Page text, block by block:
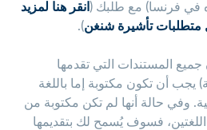
في فرنسا) مع طلبك ( انقر هنا لمزيد
تأشيرة شنغن).
جميع المستندات التي تقدمها
يجب أن تكون مكتوبة إما باللغة
وفي حالة أنها لم تكن مكتوبة من
اللغتين، فسوف يُسمح لك بتقديمها